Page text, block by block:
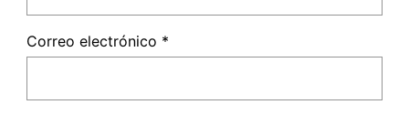
Correo electrónico *